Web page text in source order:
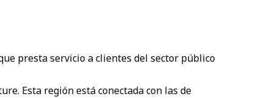
presta servicio a clientes del sector público
Esta región está conectada con las de